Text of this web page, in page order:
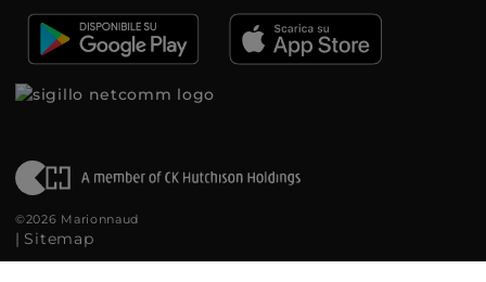
©2026 Marionnaud
| Sitemap